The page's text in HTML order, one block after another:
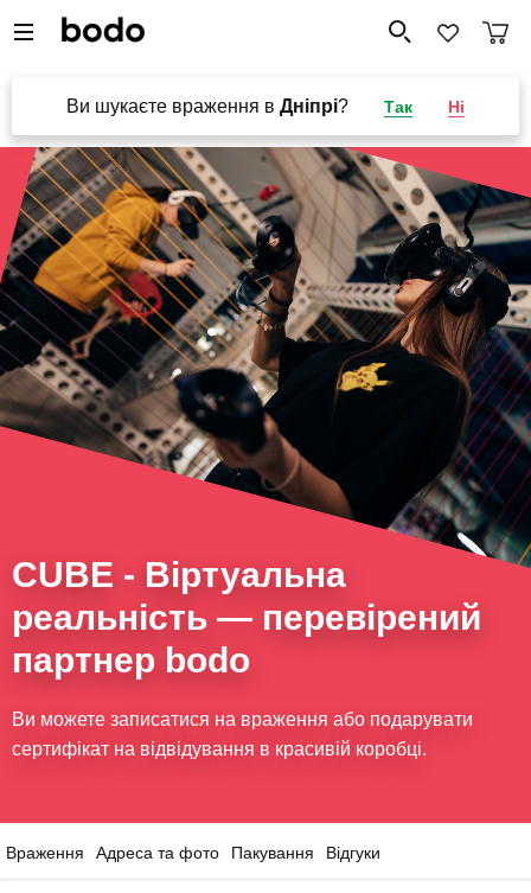
Ви шукаєте враження в Дніпрі? Так Ні
CUBE - Віртуальна
реальність — перевірений
партнер bodo
Ви можете записатися на враження або подарувати
сертифікат на відвідування в красивій коробці.
Враження Адреса та фото Пакування Відгуки